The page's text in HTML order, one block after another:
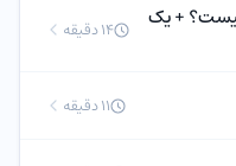
+ یک 14 دقیقه
11 دقیقه